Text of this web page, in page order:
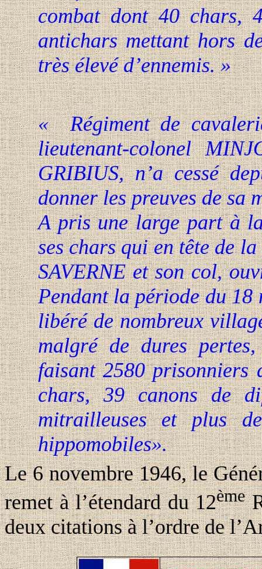
combat dont 40 chars,
antichars mettant hors
très élevé d’ennemis. »
« Régiment de
lieutenant-colonel
GRIBIUS, n’a cessé
donner les preuves de sa
A pris une large part à
ses chars qui en tête de
SAVERNE et son col,
Pendant la période du 18
libéré de nombreux
malgré de dures
faisant 2580 prisonniers
chars, 39 canons de
mitrailleuses et plus
hippomobiles».
Le 6 novembre 1946, le
remet à l’étendard du 12ème
deux citations à l’ordre de